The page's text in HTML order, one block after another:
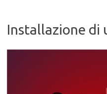
Installazione di